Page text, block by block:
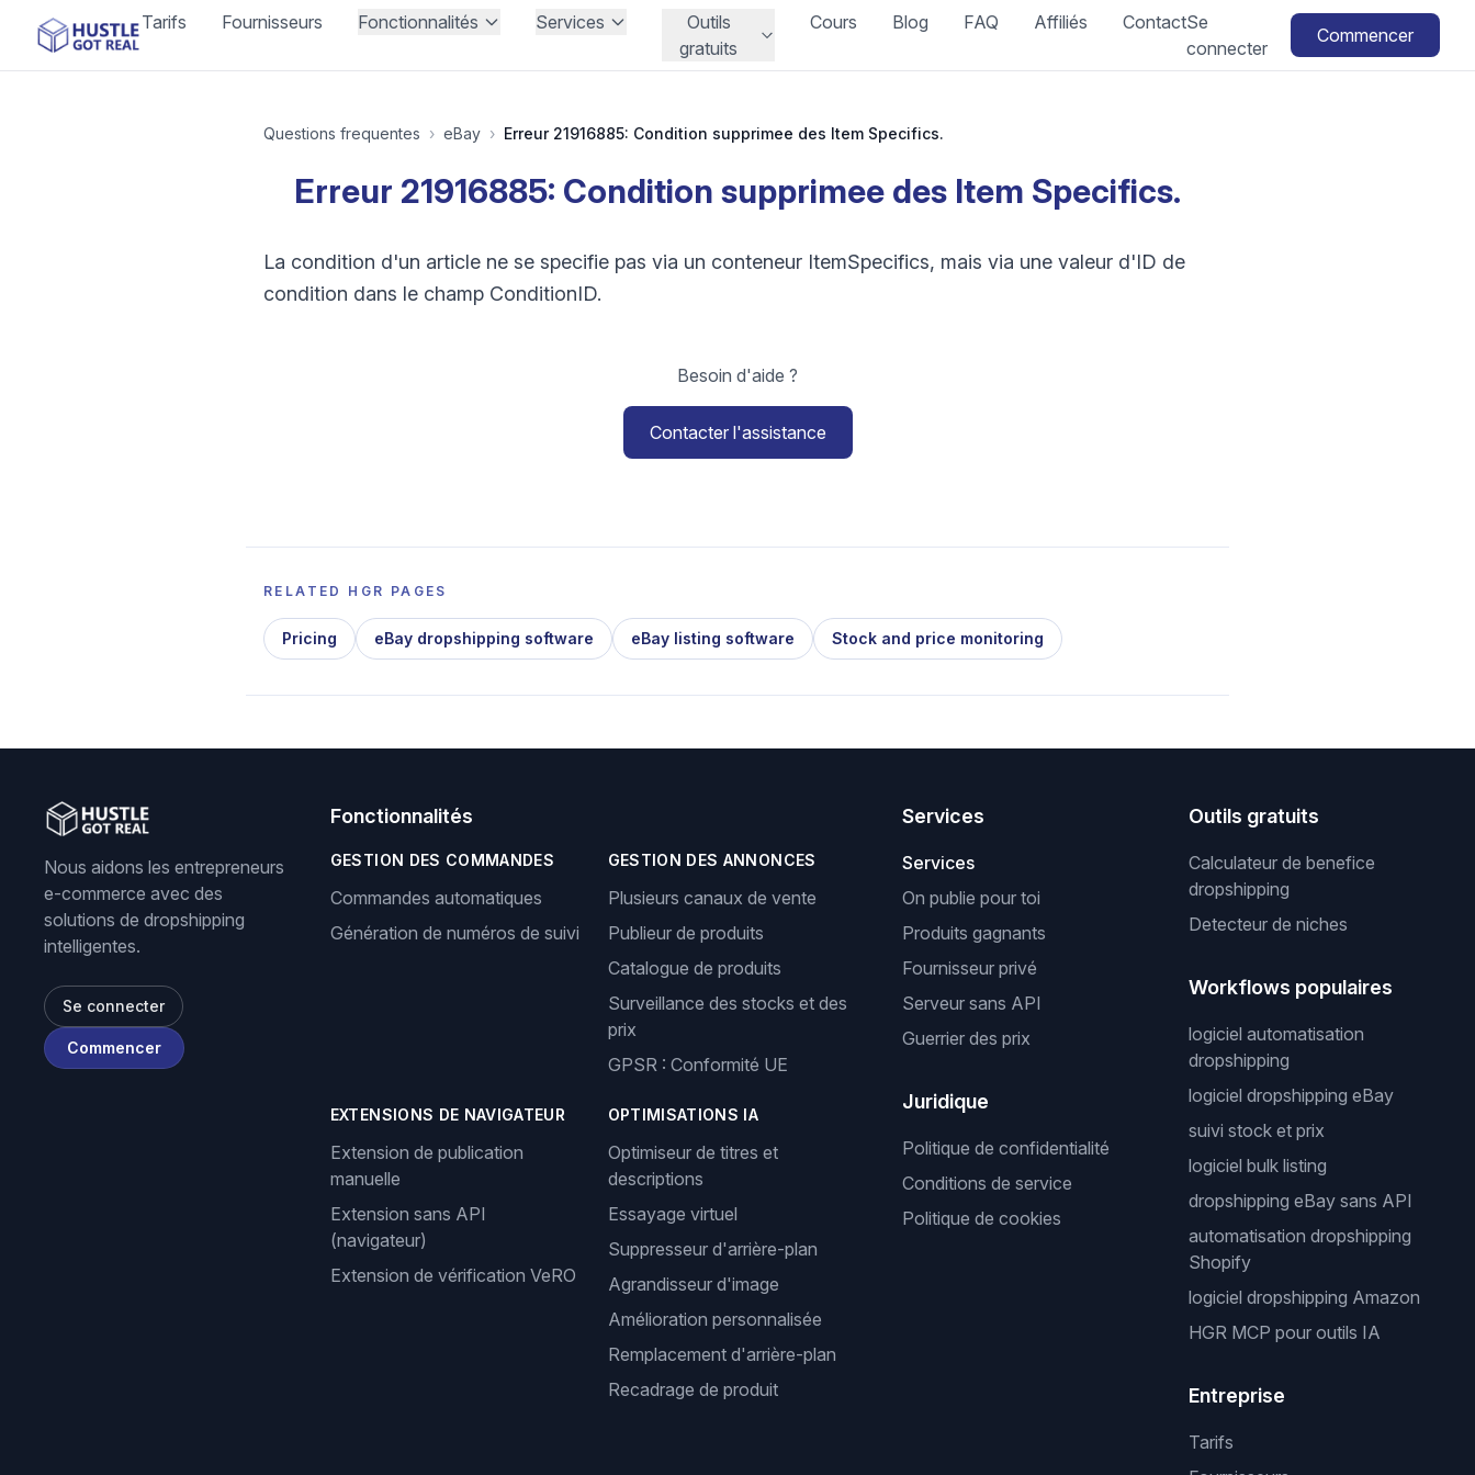
Tarifs Fournisseurs Fonctionnalités Services
Outils
gratuits
Cours Blog FAQ Affiliés ContactSe
connecter
Commencer
Questions frequentes › eBay › Erreur 21916885: Condition supprimee des Item Specifics.
Erreur 21916885: Condition supprimee des Item Specifics.
La condition d'un article ne se specifie pas via un conteneur ItemSpecifics, mais via une valeur d'ID de
condition dans le champ ConditionID.
Besoin d'aide ?
Contacter l'assistance
RELATED HGR PAGES
Pricing eBay dropshipping software eBay listing software Stock and price monitoring
Nous aidons les entrepreneurs
e-commerce avec des
solutions de dropshipping
intelligentes.
Se connecter
Commencer
Fonctionnalités
GESTION DES COMMANDES
Commandes automatiques
Génération de numéros de suivi
GESTION DES ANNONCES
Plusieurs canaux de vente
Publieur de produits
Catalogue de produits
Surveillance des stocks et des
prix
GPSR : Conformité UE
EXTENSIONS DE NAVIGATEUR
Extension de publication
manuelle
Extension sans API
(navigateur)
Extension de vérification VeRO
OPTIMISATIONS IA
Optimiseur de titres et
descriptions
Essayage virtuel
Suppresseur d'arrière-plan
Agrandisseur d'image
Amélioration personnalisée
Remplacement d'arrière-plan
Recadrage de produit
Services
Services
On publie pour toi
Produits gagnants
Fournisseur privé
Serveur sans API
Guerrier des prix
Juridique
Politique de confidentialité
Conditions de service
Politique de cookies
Outils gratuits
Calculateur de benefice
dropshipping
Detecteur de niches
Workflows populaires
logiciel automatisation
dropshipping
logiciel dropshipping eBay
suivi stock et prix
logiciel bulk listing
dropshipping eBay sans API
automatisation dropshipping
Shopify
logiciel dropshipping Amazon
HGR MCP pour outils IA
Entreprise
Tarifs